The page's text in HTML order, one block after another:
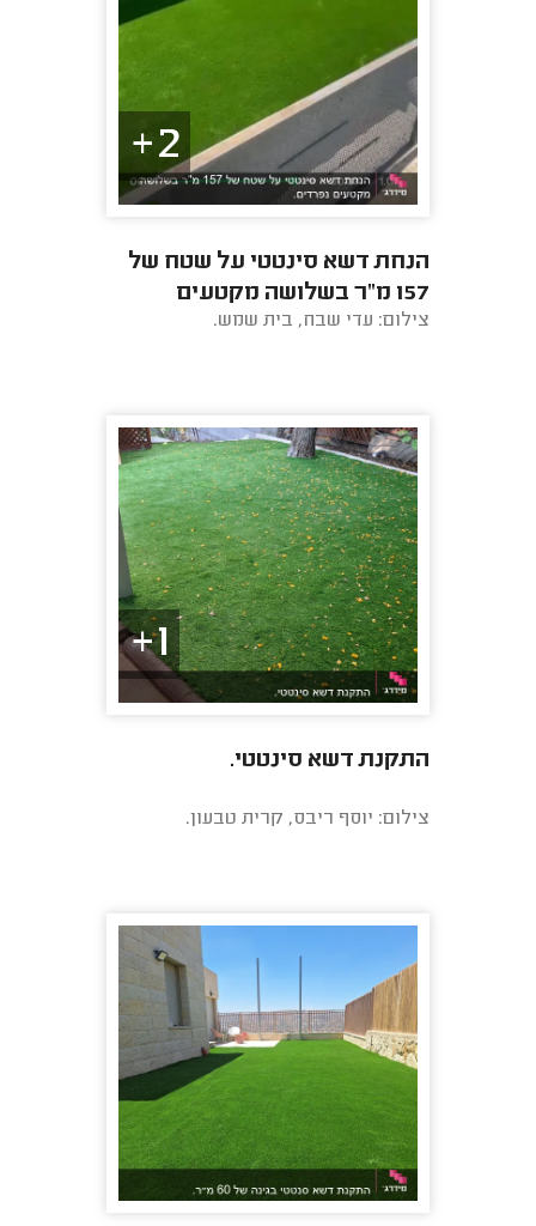
2+
הנחת דשא סינטטי על שטח של
157 מ"ר בשלושה מקטעים
נפרדים.
צילום: עדי שבח, בית שמש.
1+
התקנת דשא סינטטי.
צילום: יוסף ריבס, קרית טבעון.